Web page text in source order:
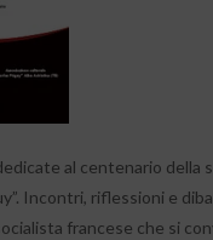
al centenario della
Incontri, riflessioni e
francese che si